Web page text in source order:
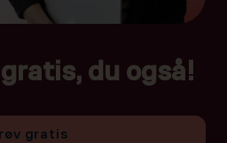
du også!
gratis